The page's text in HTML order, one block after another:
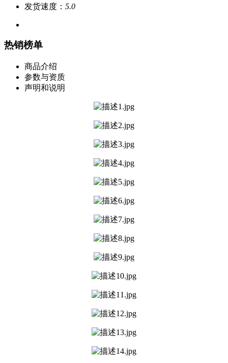
发货速度： 5.0
热销榜单
商品介绍
参数与资质
声明和说明